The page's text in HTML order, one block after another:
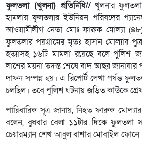
ফুলতলা (খুলনা) প্রতিনিধি// খুলনার
হামলায় ফুলতলার ইউনিয়ন পরিষদের
আওয়ামীলীগ নেতা মোঃ ফারুক মোল্যা
ফুলতলার পয়গ্রামের মৃতঃ হাসান মোল্যার
হত্যাসহ ১৬টি মামলা রয়েছে বলে পুলিশ
লাশের ময়না তদন্ত শেষে বাদ আছর জানাযার
দাফন সম্পন্ন হয়। এ রিপোর্ট লেখা পর্যন্ত
চলছিল। তবে পুলিশ ঘটনায় জড়িত কাউকে
পারিবারিক সূত্র জানায়, নিহত ফারুক
বলেন, বুধবার বেলা ১১টার দিকে ফুলতলা
চেয়ারম্যান শেখ আবুল বাশার মোবাইল ফোনে